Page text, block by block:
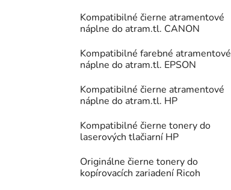
Kompatibilné čierne atramentové
náplne do atram.tl. CANON
Kompatibilné farebné atramentové
náplne do atram.tl. EPSON
Kompatibilné čierne atramentové
náplne do atram.tl. HP
Kompatibilné čierne tonery do
laserových tlačiarní HP
Originálne čierne tonery do
kopírovacích zariadení Ricoh